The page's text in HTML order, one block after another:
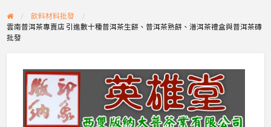
飲料材料批發
雲南普洱茶專賣店 引進數十種普洱茶生餅、普洱茶熟餅、潽洱茶禮盒與普洱茶磚
批發